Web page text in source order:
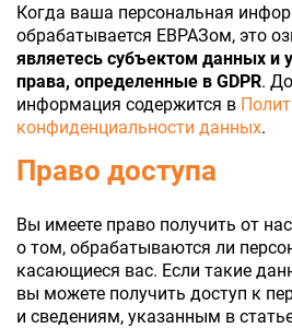
Когда ваша персональная
обрабатывается ЕВРАЗом, это
являетесь субъектом данных и
права, определенные в GDPR.
информация содержится в
конфиденциальности данных.
Право доступа
Вы имеете право получить от
о том, обрабатываются ли
касающиеся вас. Если такие
вы можете получить доступ к
и сведениям, указанным в